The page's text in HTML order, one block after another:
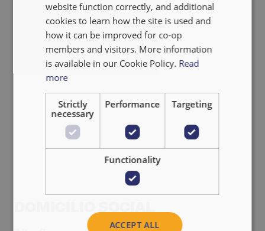
NEDERLANDS
website function correctly, and additional
cookies to learn how the site is used and
how it can be improved for co-op
members and visitors. More information
is available in our Cookie Policy. Read
more
Strictly
necessary
Performance Targeting
Functionality
ACCEPT ALL